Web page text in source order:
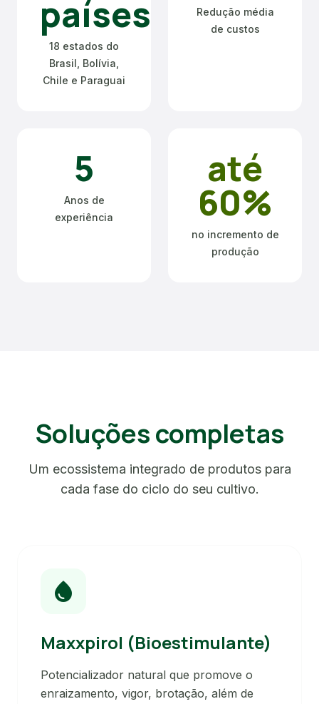
países
18 estados do
Brasil, Bolívia,
Chile e Paraguai
Redução média
de custos
5
Anos de
experiência
até
60%
no incremento de
produção
Soluções completas
Um ecossistema integrado de produtos para
cada fase do ciclo do seu cultivo.
water_drop
Maxxpirol (Bioestimulante)
Potencializador natural que promove o
enraizamento, vigor, brotação, além de